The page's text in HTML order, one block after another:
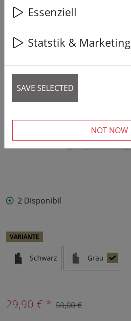
49% DISCOUNT
2 Disponibil
VARIANTE
Schwarz Grau
29,90 € * 59,00 €
Essenziell
Statstik & Marketing
SAVE SELECTED
NOT NOW